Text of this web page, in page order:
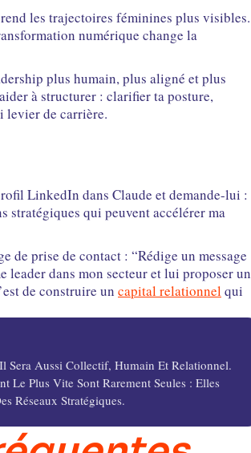
les trajectoires féminines plus visibles.
numérique change la
plus humain, plus aligné et plus
à structurer : clarifier ta posture,
levier de carrière.
LinkedIn dans Claude et demande-lui :
stratégiques qui peuvent accélérer ma
de prise de contact : “Rédige un message
dans mon secteur et lui proposer un
de construire un capital relationnelqui
Sera Aussi Collectif, Humain Et Relationnel.
Le Plus Vite Sont Rarement Seules : Elles
Réseaux Stratégiques.